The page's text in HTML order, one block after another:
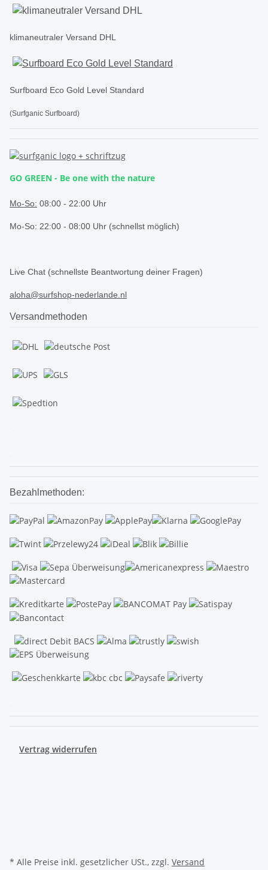
klimaneutraler Versand DHL
Surfboard Eco Gold Level Standard
(Surfganic Surfboard)
GO GREEN - Be one with the nature
Mo-So: 08:00 - 22:00 Uhr
Mo-So: 22:00 - 08:00 Uhr (schnellst möglich)
Live Chat (schnellste Beantwortung deiner Fragen)
aloha@surfshop-nederlande.nl
Versandmethoden
Bezahlmethoden:
Vertrag widerrufen
* Alle Preise inkl. gesetzlicher USt., zzgl. Versand